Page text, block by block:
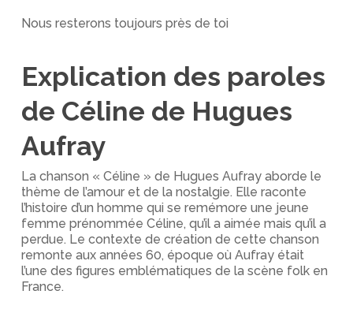
Nous resterons toujours près de toi
Explication des paroles
de Céline de Hugues
Aufray
La chanson « Céline » de Hugues Aufray aborde le
thème de l’amour et de la nostalgie. Elle raconte
l’histoire d’un homme qui se remémore une jeune
femme prénommée Céline, qu’il a aimée mais qu’il a
perdue. Le contexte de création de cette chanson
remonte aux années 60, époque où Aufray était
l’une des figures emblématiques de la scène folk en
France.